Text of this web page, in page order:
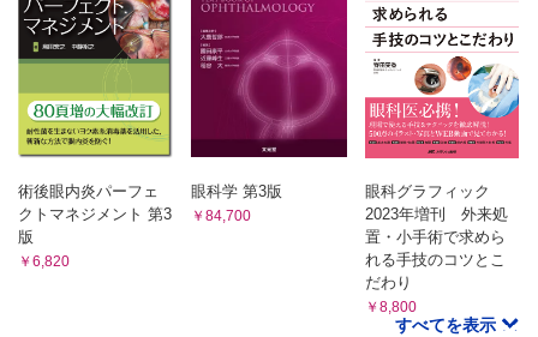
術後眼内炎パーフェ
クトマネジメント 第3
版
￥6,820
眼科学 第3版
￥84,700
眼科グラフィック
2023年増刊 外来処
置・小手術で求めら
れる手技のコツとこ
だわり
￥8,800
すべてを表示